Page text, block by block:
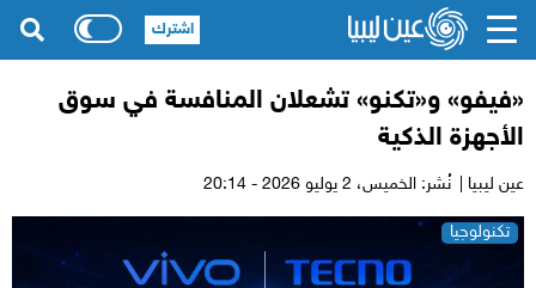
«فيفو» و«تكنو» تشعلان المنافسة في سوق
الأجهزة الذكية
عين ليبيا | نُشر: الخميس،
تكنولوجيا
اشترك